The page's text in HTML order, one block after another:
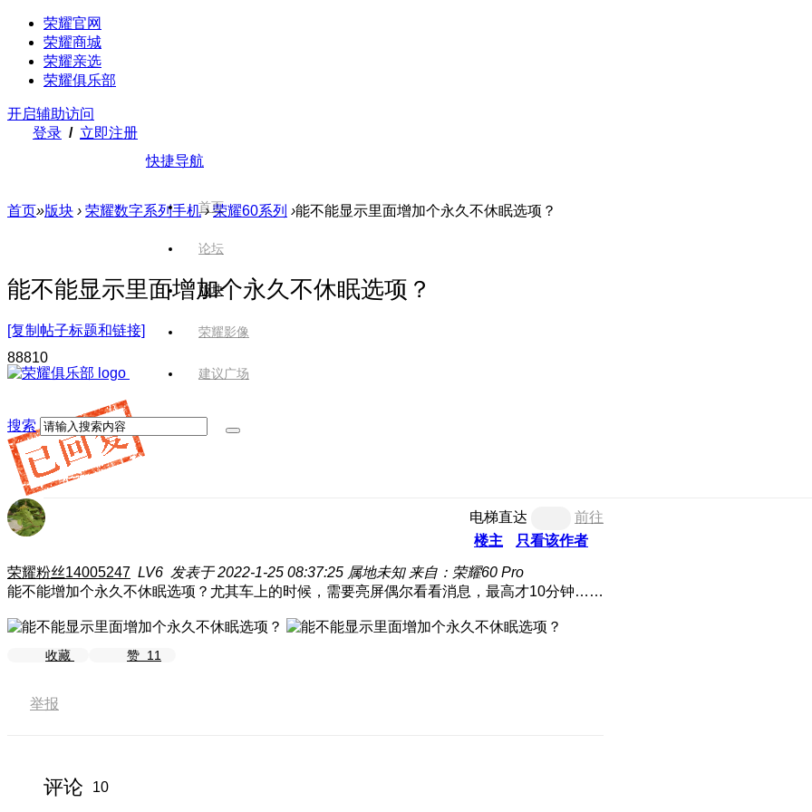
荣耀官网
荣耀商城
荣耀亲选
荣耀俱乐部
开启辅助访问
登录 / 立即注册
快捷导航
首页
论坛
版块
荣耀影像
建议广场
搜索
首页»版块 › 荣耀数字系列手机 › 荣耀60系列 ›能不能显示里面增加个永久不休眠选项？
能不能显示里面增加个永久不休眠选项？
[复制帖子标题和链接]
88810
电梯直达
前往
楼主
只看该作者
荣耀粉丝14005247 LV6 发表于 2022-1-25 08:37:25 属地未知 来自：荣耀60 Pro
能不能增加个永久不休眠选项？尤其车上的时候，需要亮屏偶尔看看消息，最高才10分钟……
收藏 赞 11
举报
评论 10